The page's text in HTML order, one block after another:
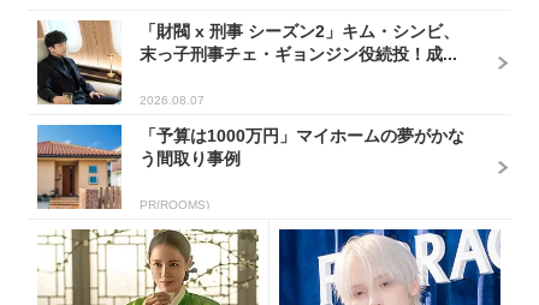
「財閥 x 刑事 シーズン2」キム・シンビ、
末っ子刑事チェ・ギョンジン役続投！成...
2026.08.07
「予算は1000万円」マイホームの夢がかな
う間取り事例
PR(ROOMS)